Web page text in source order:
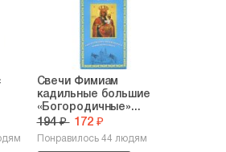
Свечи Фимиам
кадильные большие
«Богородичные»...
194 ₽ 172 ₽
Понравилось 44 людям